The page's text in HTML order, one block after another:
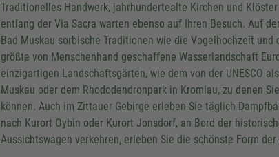
Traditionelles Handwerk, jahrhundertealte Kirchen und
entlang der Via Sacra warten ebenso auf Ihren Besuch. Auf
Bad Muskau sorbische Traditionen wie die Vogelhochzeit
größte von Menschenhand geschaffene Wasserlandschaft
einzigartigen Landschaftsgärten, wie dem von der UNESCO
Muskau oder dem Rhododendronpark in Kromlau, zu denen
können. Auch im Zittauer Gebirge erleben Sie täglich
nach Kurort Oybin oder Kurort Jonsdorf, an Bord der
Aussichtswagen verkehren, erleben Sie die schönste Form